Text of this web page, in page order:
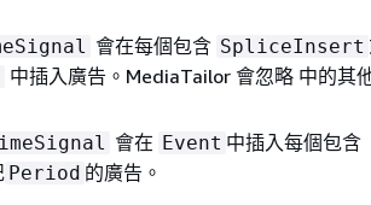
會在每個包含 SpliceInsert
中插入廣告。MediaTailor 會忽略 中的其
會在 Event 中插入每個包含
Period 的廣告。